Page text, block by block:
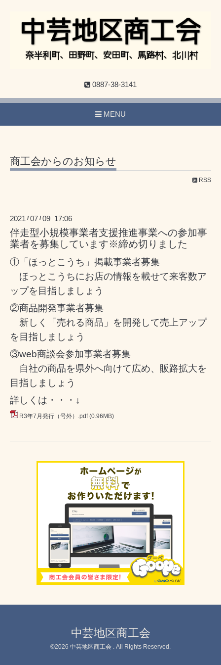
0887-38-3141
MENU
商工会からのお知らせ
RSS
2021 /07 /09 17:06
伴走型小規模事業者支援推進事業への参加事
業者を募集しています※締め切りました
①「ほっとこうち」掲載事業者募集
ほっとこうちにお店の情報を載せて来客数ア
ップを目指しましょう
②商品開発事業者募集
新しく「売れる商品」を開発して売上アップ
を目指しましょう
③web商談会参加事業者募集
自社の商品を県外へ向けて広め、販路拡大を
目指しましょう
詳しくは・・・↓
R3年7月発行（号外）.pdf (0.96MB)
中芸地区商工会
©2026 中芸地区商工会 . All Rights Reserved.